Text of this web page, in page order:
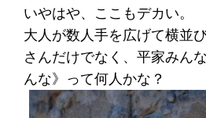
いやはや、ここもデカい。
大人が数人手を広げて横並
さんだけでなく、平家みん
んな》って何人かな？